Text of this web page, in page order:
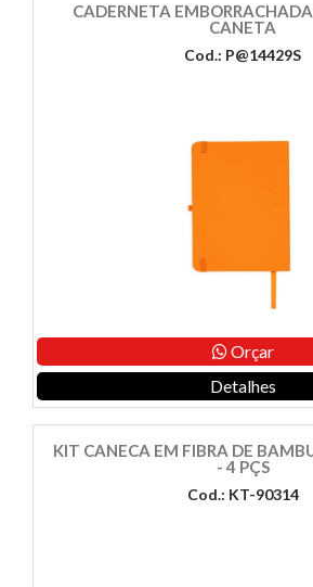
CADERNETA
CANETA
Cod.: P@14429S
Orçar
Detalhes
KIT CANECA EM FIBRA DE
- 4 PÇS
Cod.: KT-90314